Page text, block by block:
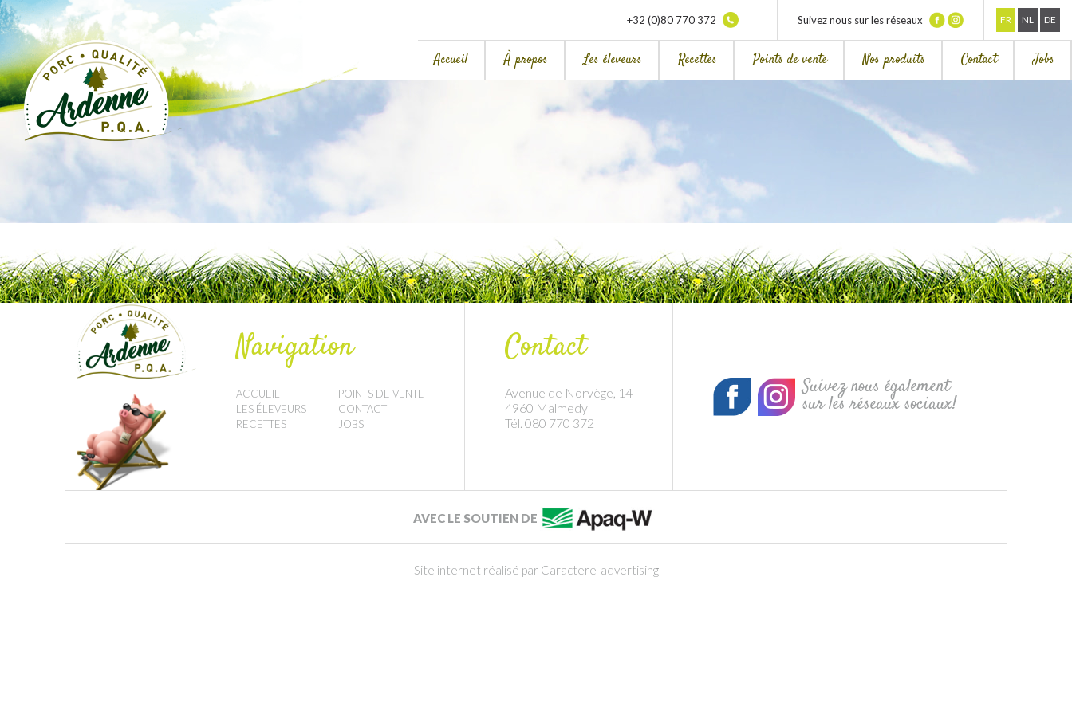
+32 (0)80 770 372 Suivez nous sur les réseaux FR NL DE
Accueil À propos Les éleveurs Recettes Points de vente Nos produits Contact Jobs
Navigation
ACCUEIL
LES ÉLEVEURS
RECETTES
POINTS DE VENTE
CONTACT
JOBS
Contact
Avenue de Norvège, 14
4960 Malmedy
Tél. 080 770 372
Suivez nous également
sur les réseaux sociaux!
AVEC LE SOUTIEN DE
Site internet réalisé par Caractere-advertising